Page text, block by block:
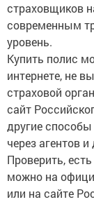
страховщиков
современным
уровень.
Купить полис
интернете, не
страховой
сайт
другие способы
через агентов
Проверить,
можно на
или на сайте